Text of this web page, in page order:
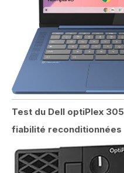
Test du Dell optiPlex
fiabilité reconditionnées